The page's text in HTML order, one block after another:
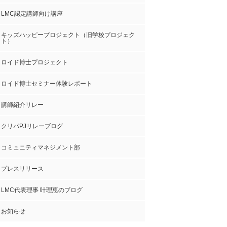
LMC認定講師向け講座
キッズハッピープロジェクト（旧学校プロジェク
ト）
ロイド博士プロジェクト
ロイド博士セミナー体験レポート
講師紹介リレー
クリパPJリレーブログ
コミュニティマネジメント部
プレスリリース
LMC代表理事 叶理恵のブログ
お知らせ